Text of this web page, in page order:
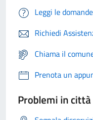
Leggi le
Richiedi
Chiama il
Prenota un
Problemi in città